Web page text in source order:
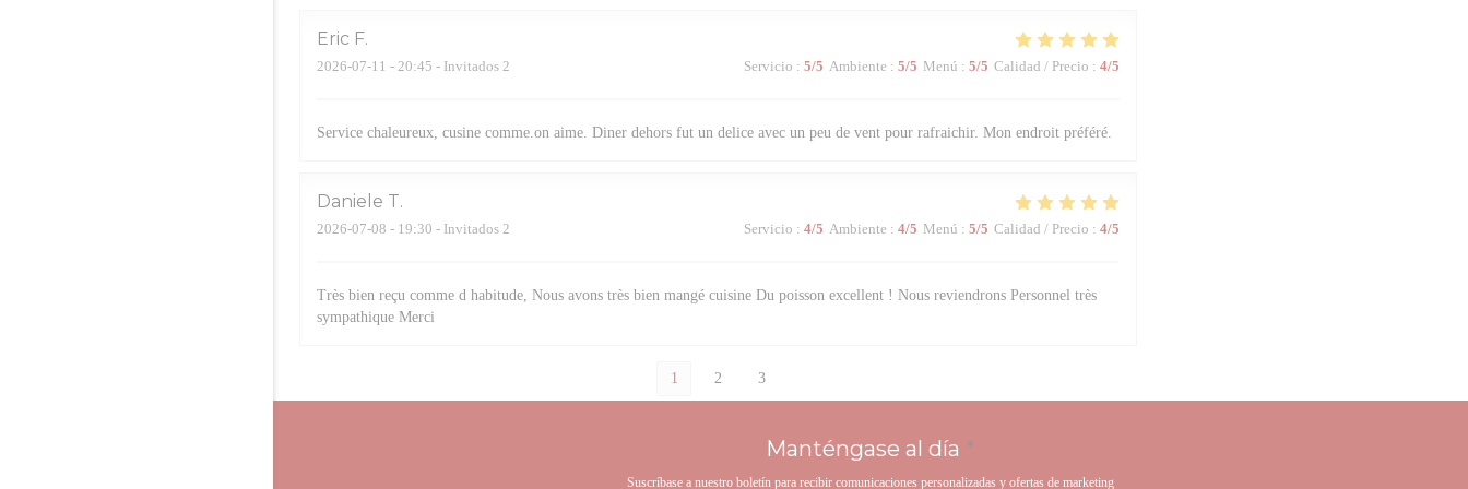
Eric F
2026-07-11 - 20:45 - Invitados 2 Servicio : 5/5 Ambiente : 5/5 Menú : 5/5 Calidad / Precio : 4/5
Service chaleureux, cusine comme.on aime. Diner dehors fut un delice avec un peu de vent pour rafraichir. Mon endroit préféré.
Daniele T
2026-07-08 - 19:30 - Invitados 2 Servicio : 4/5 Ambiente : 4/5 Menú : 5/5 Calidad / Precio : 4/5
Très bien reçu comme d habitude, Nous avons très bien mangé cuisine Du poisson excellent ! Nous reviendrons Personnel très
sympathique Merci
1 2 3
Manténgase al día *
Suscríbase a nuestro boletín para recibir comunicaciones personalizadas y ofertas de marketing